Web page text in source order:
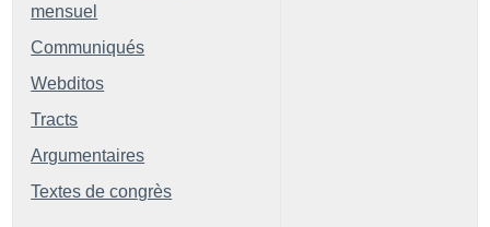
mensuel
Communiqués
Webditos
Tracts
Argumentaires
Textes de congrès